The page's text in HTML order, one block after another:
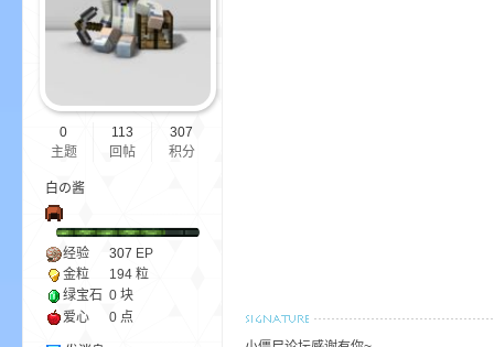
0
主题
113
回帖
307
积分
白の酱
经验 307 EP
金粒
194 粒
绿宝石 0 块
爱心
0 点